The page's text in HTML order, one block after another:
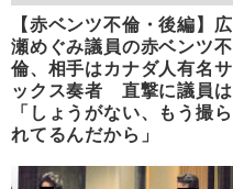
【赤ベンツ不倫・後編】広
瀬めぐみ議員の赤ベンツ不
倫、相手はカナダ人有名サ
ックス奏者 直撃に議員は
「しょうがない、もう撮ら
れてるんだから」